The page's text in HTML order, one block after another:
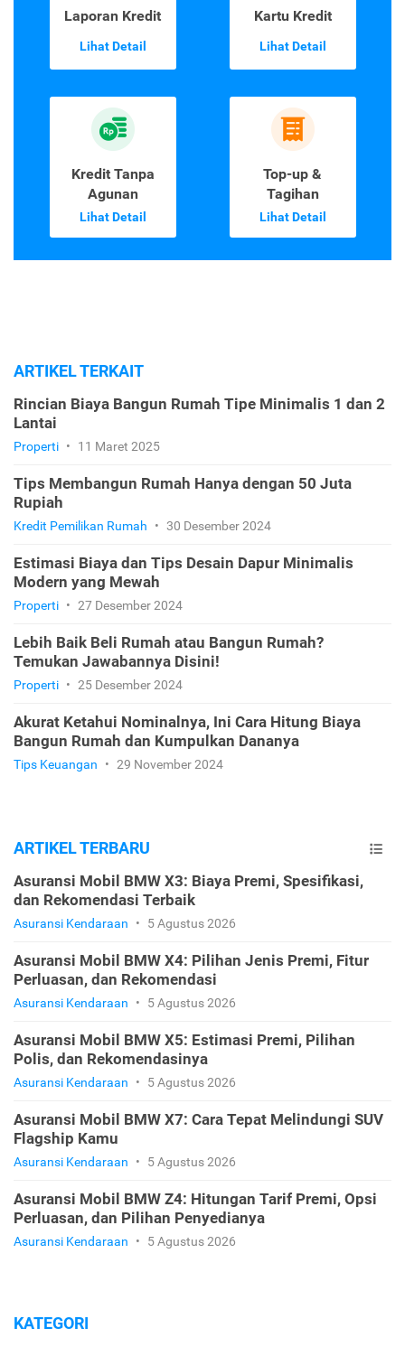
Laporan Kredit
Lihat Detail
Kartu Kredit
Lihat Detail
Kredit Tanpa
Agunan
Lihat Detail
Top-up &
Tagihan
Lihat Detail
ARTIKEL TERKAIT
Rincian Biaya Bangun Rumah Tipe Minimalis 1 dan 2
Lantai
Properti • 11 Maret 2025
Tips Membangun Rumah Hanya dengan 50 Juta
Rupiah
Kredit Pemilikan Rumah • 30 Desember 2024
Estimasi Biaya dan Tips Desain Dapur Minimalis
Modern yang Mewah
Properti • 27 Desember 2024
Lebih Baik Beli Rumah atau Bangun Rumah?
Temukan Jawabannya Disini!
Properti • 25 Desember 2024
Akurat Ketahui Nominalnya, Ini Cara Hitung Biaya
Bangun Rumah dan Kumpulkan Dananya
Tips Keuangan • 29 November 2024
ARTIKEL TERBARU
Asuransi Mobil BMW X3: Biaya Premi, Spesifikasi,
dan Rekomendasi Terbaik
Asuransi Kendaraan • 5 Agustus 2026
Asuransi Mobil BMW X4: Pilihan Jenis Premi, Fitur
Perluasan, dan Rekomendasi
Asuransi Kendaraan • 5 Agustus 2026
Asuransi Mobil BMW X5: Estimasi Premi, Pilihan
Polis, dan Rekomendasinya
Asuransi Kendaraan • 5 Agustus 2026
Asuransi Mobil BMW X7: Cara Tepat Melindungi SUV
Flagship Kamu
Asuransi Kendaraan • 5 Agustus 2026
Asuransi Mobil BMW Z4: Hitungan Tarif Premi, Opsi
Perluasan, dan Pilihan Penyedianya
Asuransi Kendaraan • 5 Agustus 2026
KATEGORI